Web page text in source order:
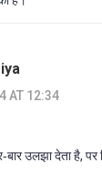
AT 12:34
उलझा देता है,